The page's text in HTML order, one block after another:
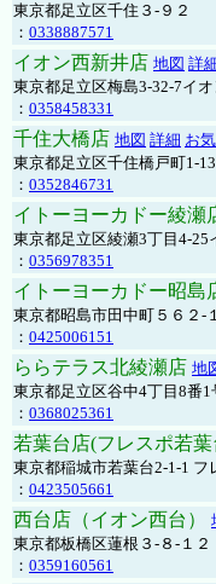
東京都足立区千住３-９２
： 0338887571
イオン西新井店 地図 詳
東京都足立区梅島3-32-7イ
： 0358458331
千住大橋店 地図 詳細 お
東京都足立区千住橋戸町1-
： 0352846731
イトーヨーカドー綾瀬
東京都足立区綾瀬3丁目4-25
： 0356978351
イトーヨーカドー昭島
東京都昭島市田中町５６２-
： 0425006151
ららテラス北綾瀬店 地
東京都足立区谷中4丁目8番
： 0368025361
若葉台店(フレスポ若
東京都稲城市若葉台2-1-1 フ
： 0423505661
西台店（イオン西台）
東京都板橋区蓮根３-８-１
： 0359160561